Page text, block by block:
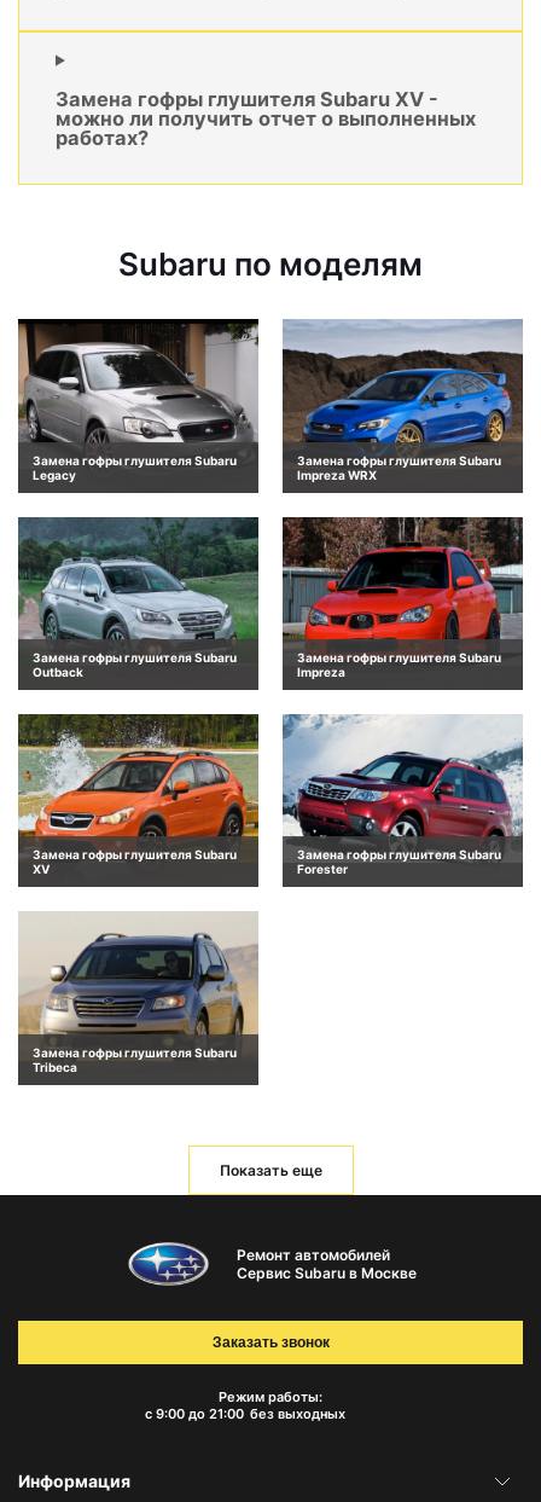
Замена гофры глушителя Subaru XV -
можно ли получить отчет о выполненных
работах?
Subaru по моделям
Замена гофры глушителя Subaru
Legacy
Замена гофры глушителя Subaru
Impreza WRX
Замена гофры глушителя Subaru
Outback
Замена гофры глушителя Subaru
Impreza
Замена гофры глушителя Subaru
XV
Замена гофры глушителя Subaru
Forester
Замена гофры глушителя Subaru
Tribeca
Показать еще
Ремонт автомобилей
Сервис Subaru в Москве
Режим работы:
с 9:00 до 21:00 без выходных
Заказать звонок
Информация